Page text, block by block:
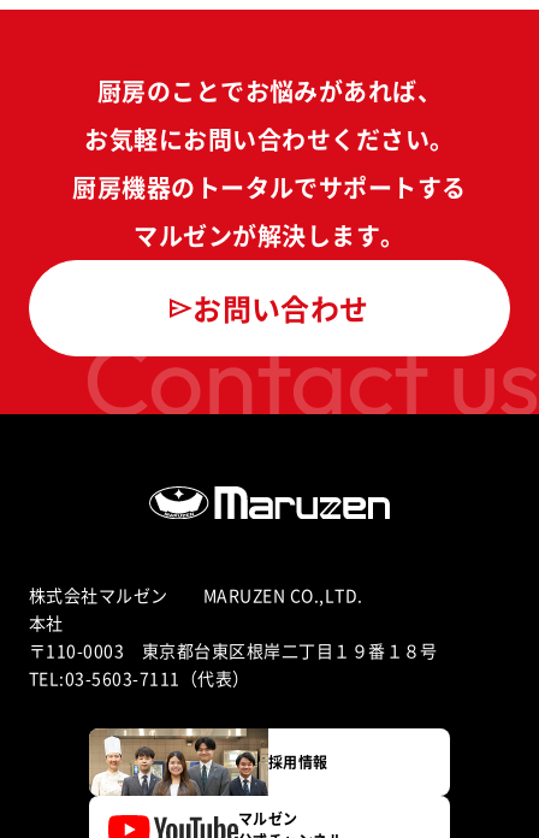
Contact us
厨房のことでお悩みがあれば、
お気軽にお問い合わせください。
厨房機器のトータルでサポートする
マルゼンが解決します。
お問い合わせ
株式会社マルゼン MARUZEN CO.,LTD.
本社
〒110-0003 東京都台東区根岸二丁目１９番１８号
TEL:03-5603-7111（代表）
採用情報
マルゼン